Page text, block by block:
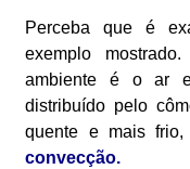
Perceba que é
exemplo
ambiente é o ar
distribuído pelo
quente e mais
convecção.